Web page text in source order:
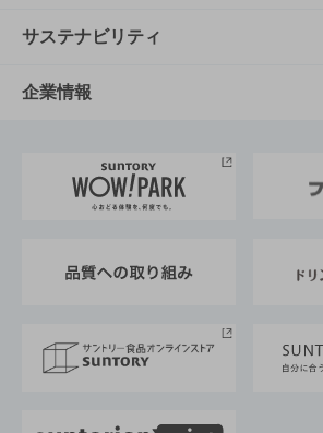
商品発売情報
栄養成分一覧
キャンペーン
工場見学
地域情報
文化・スポーツTOP
サントリーホール
サントリーサンバーズ大阪
サステナビリティ
サステナビリティTOP
サントリーが考えるサステナビリ
企業情報
企業概要
採用情報